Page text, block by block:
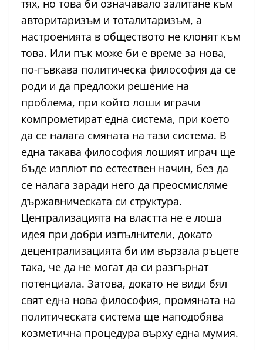
тях, но това би означавало залитане към
авторитаризъм и тоталитаризъм, а
настроенията в обществото не клонят към
това. Или пък може би е време за нова,
по-гъвкава политическа философия да се
роди и да предложи решение на
проблема, при който лоши играчи
компрометират една система, при което
да се налага смяната на тази система. В
една такава философия лошият играч ще
бъде изплют по естествен начин, без да
се налага заради него да преосмисляме
държавническата си структура.
Централизацията на властта не е лоша
идея при добри изпълнители, докато
децентрализацията би им вързала ръцете
така, че да не могат да си разгърнат
потенциала. Затова, докато не види бял
свят една нова философия, промяната на
политическата система ще наподобява
козметична процедура върху една мумия.